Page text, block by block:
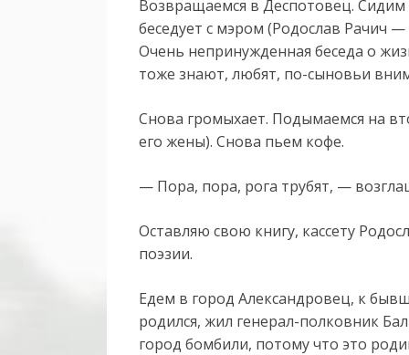
Возвращаемся в Деспотовец.
беседует с мэром (Родослав Рачич
Очень непринужденная беседа о
тоже знают, любят, по-сыновьи
Снова громыхает. Подымаемся на
его жены). Снова пьем кофе.
— Пора, пора, рога трубят, —
Оставляю свою книгу, кассету
поэзии.
Едем в город Александровец, к
родился, жил генерал-полковник
город бомбили, потому что это